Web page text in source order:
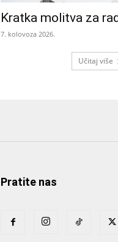
Kratka molitva za
7. kolovoza 2026.
Učitaj više
Pratite nas